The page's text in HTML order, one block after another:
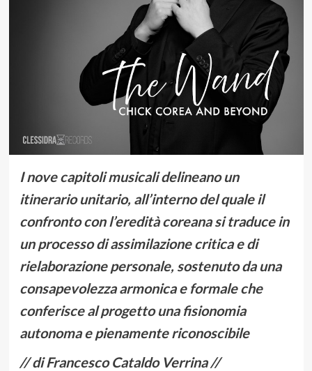
I nove capitoli musicali delineano un
itinerario unitario, all’interno del quale il
confronto con l’eredità coreana si traduce in
un processo di assimilazione critica e di
rielaborazione personale, sostenuto da una
consapevolezza armonica e formale che
conferisce al progetto una fisionomia
autonoma e pienamente riconoscibile
// di Francesco Cataldo Verrina //